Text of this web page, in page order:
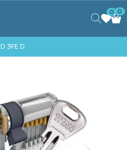
0 0
3FE D